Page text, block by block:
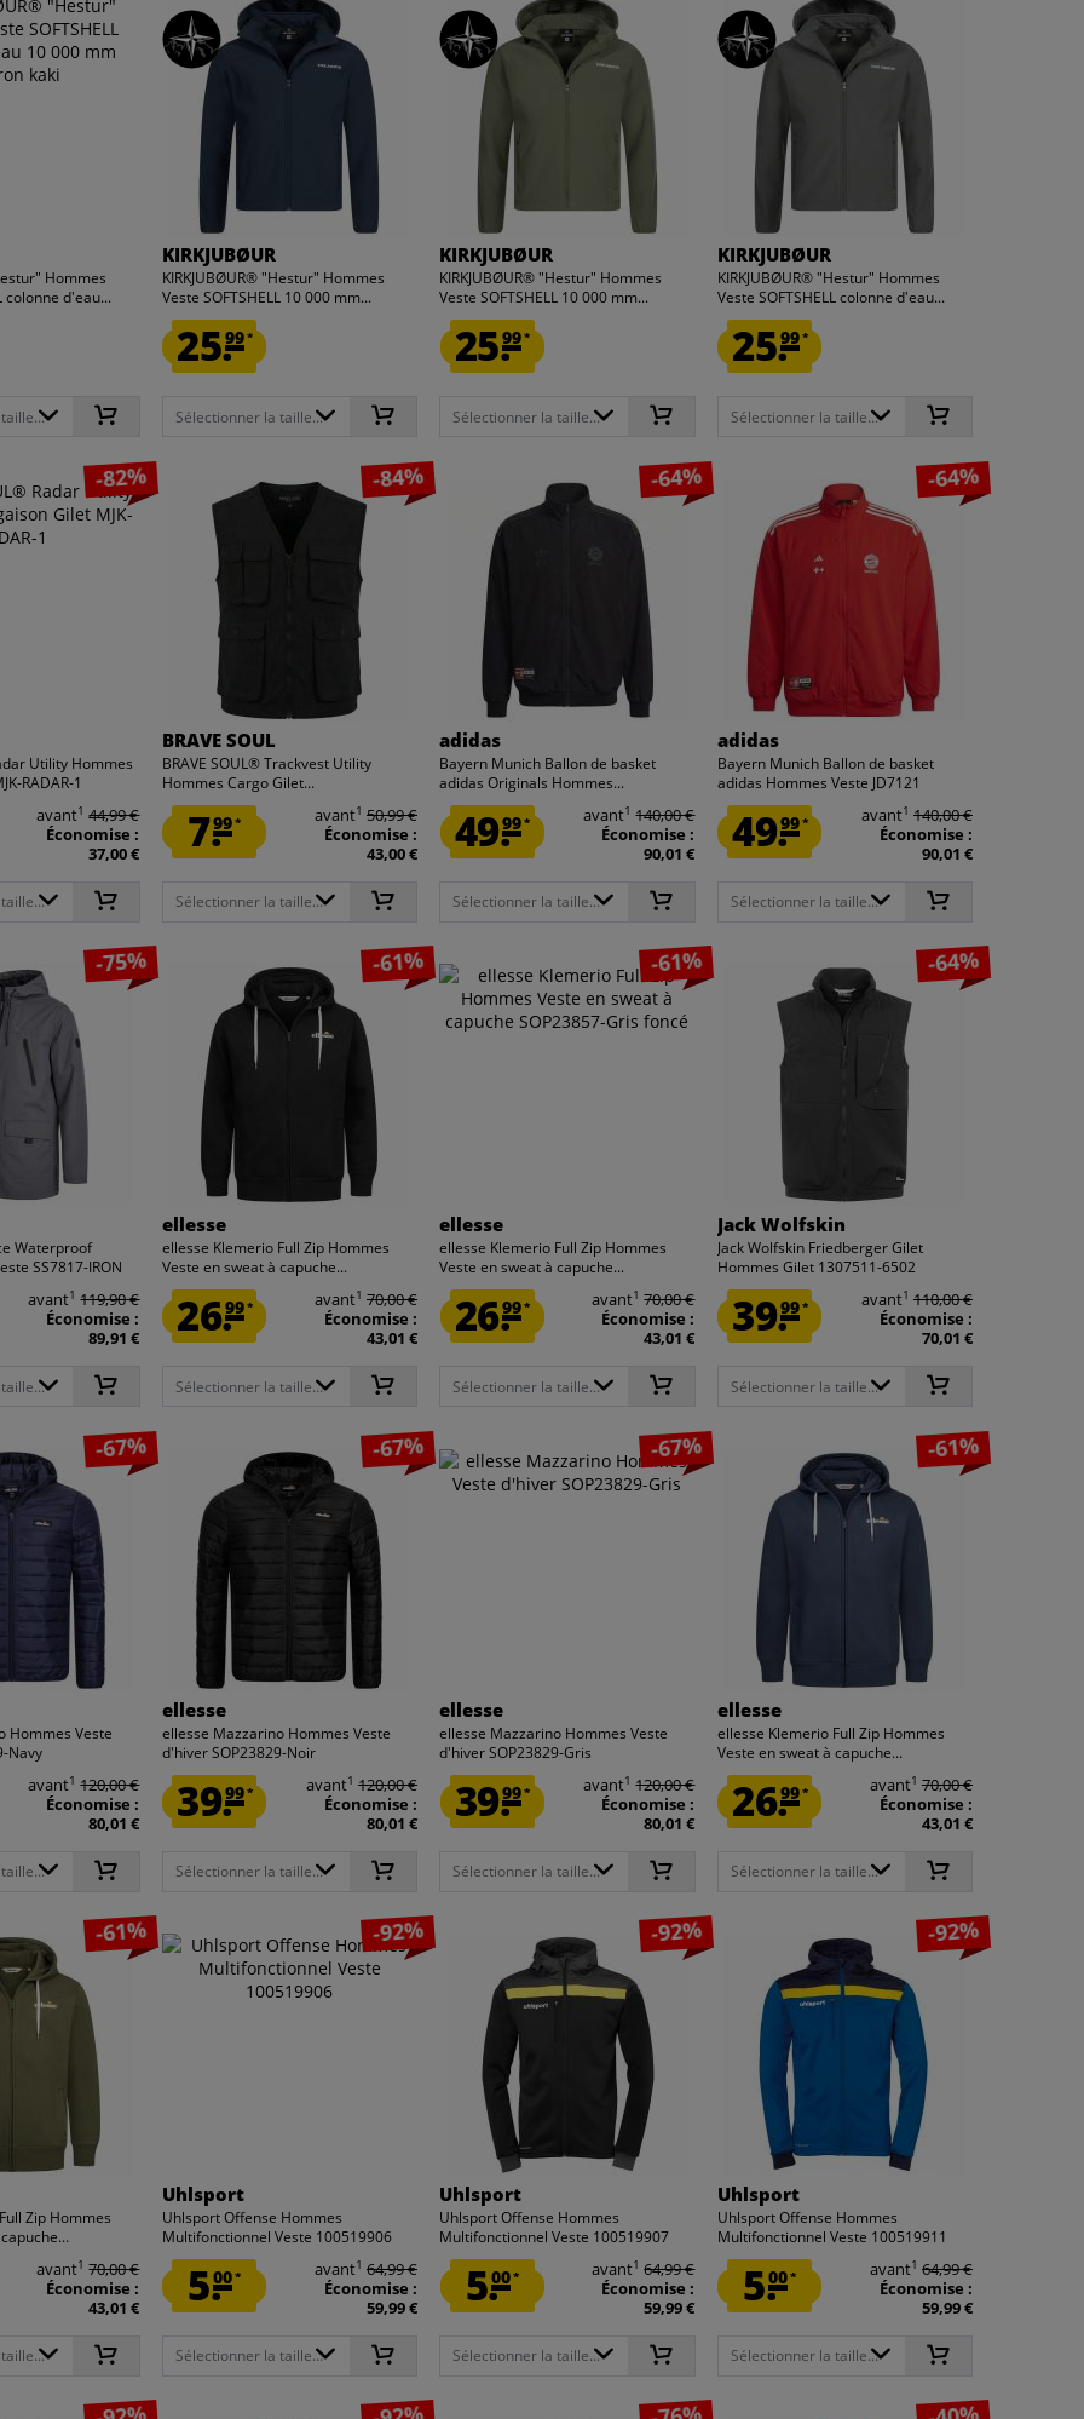
Hommes
colonne d'eau...
KIRKJUBØUR
KIRKJUBØUR® "Hestur" Hommes
Veste SOFTSHELL 10 000 mm...
25.99*
Sélectionner la taille...
KIRKJUBØUR
KIRKJUBØUR® "Hestur" Hommes
Veste SOFTSHELL 10 000 mm...
25.99*
Sélectionner la taille...
KIRKJUBØUR
KIRKJUBØUR® "Hestur" Hommes
Veste SOFTSHELL colonne d'eau...
25.99*
Sélectionner la taille...
-82%
Utility Hommes
RADAR-1
avant1 44,99 €
Économise :
37,00 €
-84%
BRAVE SOUL
BRAVE SOUL® Trackvest Utility
Hommes Cargo Gilet...
7.99* avant1 50,99 €
Économise :
43,00 €
Sélectionner la taille...
-64%
adidas
Bayern Munich Ballon de basket
adidas Originals Hommes...
49.99* avant1 140,00 €
Économise :
90,01 €
Sélectionner la taille...
-64%
adidas
Bayern Munich Ballon de basket
adidas Hommes Veste JD7121
49.99* avant1 140,00 €
Économise :
90,01 €
Sélectionner la taille...
-75%
Waterproof
SS7817-IRON
avant1 119,90 €
Économise :
89,91 €
-61%
ellesse
ellesse Klemerio Full Zip Hommes
Veste en sweat à capuche...
26.99* avant1 70,00 €
Économise :
43,01 €
Sélectionner la taille...
-61%
ellesse
ellesse Klemerio Full Zip Hommes
Veste en sweat à capuche...
26.99* avant1 70,00 €
Économise :
43,01 €
Sélectionner la taille...
-64%
Jack Wolfskin
Jack Wolfskin Friedberger Gilet
Hommes Gilet 1307511-6502
39.99* avant1 110,00 €
Économise :
70,01 €
Sélectionner la taille...
-67%
Hommes Veste
Navy
avant1 120,00 €
Économise :
80,01 €
-67%
ellesse
ellesse Mazzarino Hommes Veste
d'hiver SOP23829-Noir
39.99* avant1 120,00 €
Économise :
80,01 €
Sélectionner la taille...
-67%
ellesse
ellesse Mazzarino Hommes Veste
d'hiver SOP23829-Gris
39.99* avant1 120,00 €
Économise :
80,01 €
Sélectionner la taille...
-61%
ellesse
ellesse Klemerio Full Zip Hommes
Veste en sweat à capuche...
26.99* avant1 70,00 €
Économise :
43,01 €
Sélectionner la taille...
-61%
Zip Hommes
avant1 70,00 €
Économise :
43,01 €
-92%
Uhlsport
Uhlsport Offense Hommes
Multifonctionnel Veste 100519906
5.00* avant1 64,99 €
Économise :
59,99 €
Sélectionner la taille...
-92%
Uhlsport
Uhlsport Offense Hommes
Multifonctionnel Veste 100519907
5.00* avant1 64,99 €
Économise :
59,99 €
Sélectionner la taille...
-92%
Uhlsport
Uhlsport Offense Hommes
Multifonctionnel Veste 100519911
5.00* avant1 64,99 €
Économise :
59,99 €
Sélectionner la taille...